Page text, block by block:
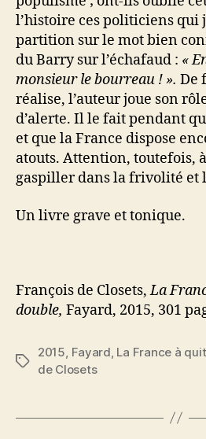
l’histoire ces politiciens qui
partition sur le mot bien
du Barry sur l’échafaud : «
monsieur le bourreau ! ». De
réalise, l’auteur joue son
d’alerte. Il le fait pendant
et que la France dispose
atouts. Attention, toutefois,
gaspiller dans la frivolité et
Un livre grave et tonique.
François de Closets,La
double, Fayard, 2015, 301
Étiquettes
2015 Fayard La France à
de Closets